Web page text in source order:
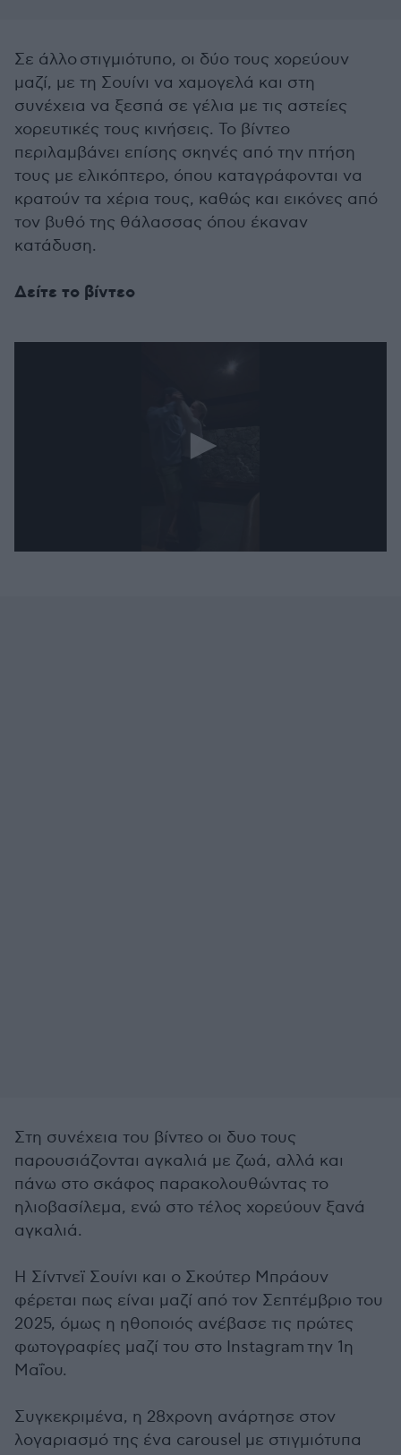
Σε άλλο στιγμιότυπο, οι δύο τους χορεύουν
μαζί, με τη Σουίνι να χαμογελά και στη
συνέχεια να ξεσπά σε γέλια με τις αστείες
χορευτικές τους κινήσεις. Το βίντεο
περιλαμβάνει επίσης σκηνές από την πτήση
τους με ελικόπτερο, όπου καταγράφονται να
κρατούν τα χέρια τους, καθώς και εικόνες από
τον βυθό της θάλασσας όπου έκαναν
κατάδυση.
Δείτε το βίντεο
Στη συνέχεια του βίντεο οι δυο τους
παρουσιάζονται αγκαλιά με ζωά, αλλά και
πάνω στο σκάφος παρακολουθώντας το
ηλιοβασίλεμα, ενώ στο τέλος χορεύουν ξανά
αγκαλιά.
Η Σίντνεϊ Σουίνι και ο Σκούτερ Μπράουν
φέρεται πως είναι μαζί από τον Σεπτέμβριο του
2025, όμως η ηθοποιός ανέβασε τις πρώτες
φωτογραφίες μαζί του στο Instagram την 1η
Μαΐου.
Συγκεκριμένα, η 28χρονη ανάρτησε στον
λογαριασμό της ένα carousel με στιγμιότυπα